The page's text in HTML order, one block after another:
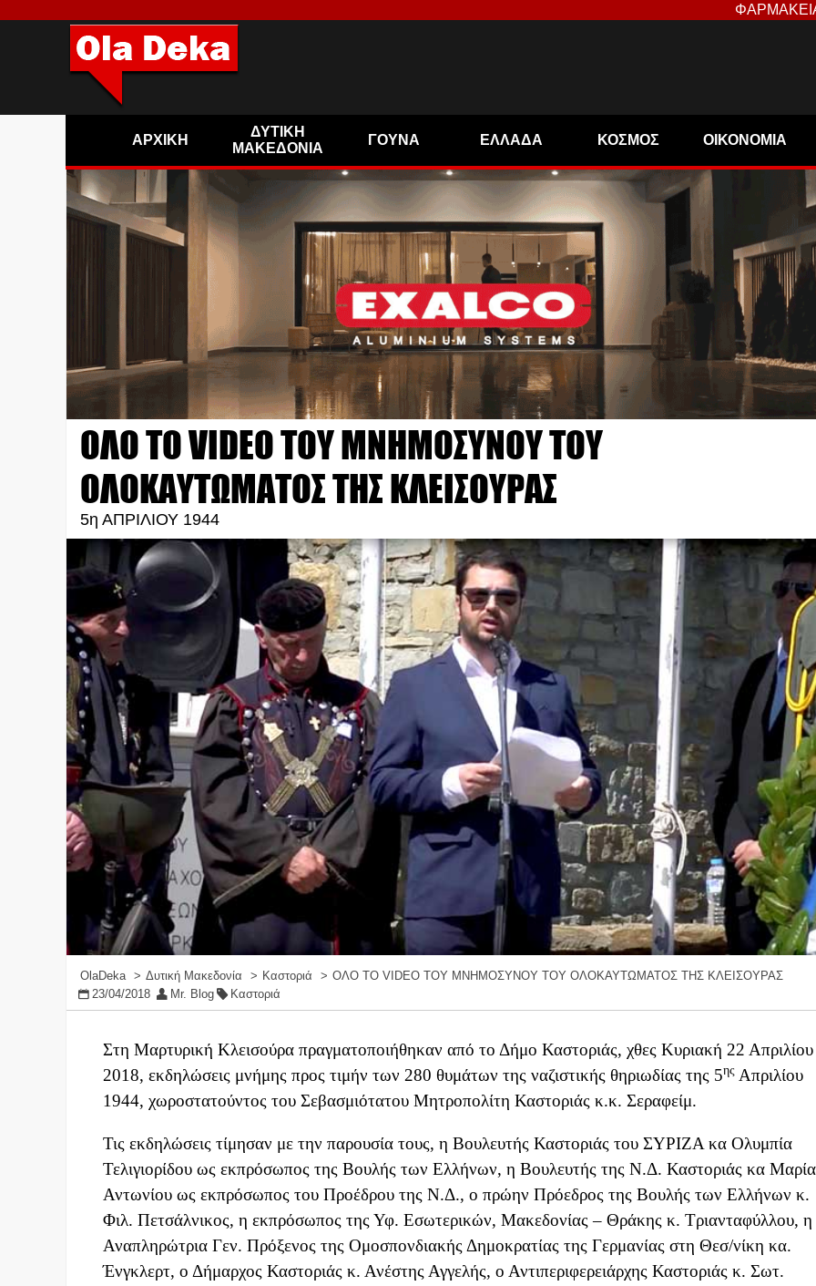
ΑΡΧΙΚΗ
ΔΥΤΙΚΗ
ΜΑΚΕΔΟΝΙΑ
ΓΟΥΝΑ ΕΛΛΑΔΑ ΚΟΣΜΟΣ ΟΙΚΟΝΟΜΙΑ
ΟΛΟ ΤΟ VIDEO ΤΟΥ ΜΝΗΜΟΣΥΝΟΥ ΤΟΥ
ΟΛΟΚΑΥΤΩΜΑΤΟΣ ΤΗΣ ΚΛΕΙΣΟΥΡΑΣ
5η ΑΠΡΙΛΙΟΥ 1944
OlaDeka Δυτική Μακεδονία Καστοριά
ΟΛΟ ΤΟ VIDEO ΤΟΥ ΜΝΗΜΟΣΥΝΟΥ ΤΟΥ ΟΛΟΚΑΥΤΩΜΑΤΟΣ ΤΗΣ ΚΛΕΙΣΟΥΡΑΣ
23/04/2018
Mr. Blog Καστοριά
Στη Μαρτυρική Κλεισούρα πραγματοποιήθηκαν από το Δήμο Καστοριάς, χθες Κυριακή 22 Απριλίου
2018, εκδηλώσεις μνήμης προς τιμήν των 280 θυμάτων της ναζιστικής θηριωδίας της 5ης Απριλίου
1944, χωροστατούντος του Σεβασμιότατου Μητροπολίτη Καστοριάς κ.κ. Σεραφείμ.
Τις εκδηλώσεις τίμησαν με την παρουσία τους, η Βουλευτής Καστοριάς του ΣΥΡΙΖΑ κα Ολυμπία
Τελιγιορίδου ως εκπρόσωπος της Βουλής των Ελλήνων, η Βουλευτής της Ν.Δ. Καστοριάς κα Μαρία
Αντωνίου ως εκπρόσωπος του Προέδρου της Ν.Δ., ο πρώην Πρόεδρος της Βουλής των Ελλήνων κ.
Φιλ. Πετσάλνικος, η εκπρόσωπος της Υφ. Εσωτερικών, Μακεδονίας – Θράκης κ. Τριανταφύλλου, η
Αναπληρώτρια Γεν. Πρόξενος της Ομοσπονδιακής Δημοκρατίας της Γερμανίας στη Θεσ/νίκη κα.
Ένγκλερτ, ο Δήμαρχος Καστοριάς κ. Ανέστης Αγγελής, ο Αντιπεριφερειάρχης Καστοριάς κ. Σωτ.